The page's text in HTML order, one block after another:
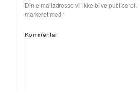
Din e-mailadresse vil ikke blive publiceret.
markeret med *
Kommentar